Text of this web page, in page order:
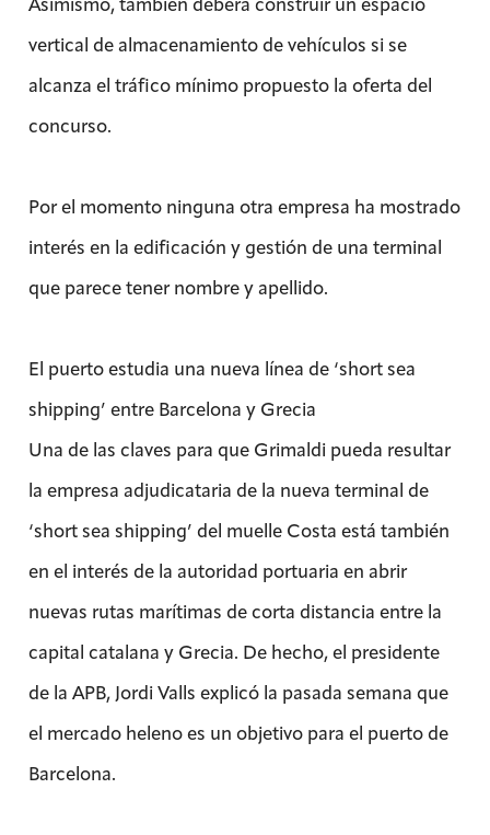
vertical de almacenamiento de vehículos si se
alcanza el tráfico mínimo propuesto la oferta del
concurso.
Por el momento ninguna otra empresa ha mostrado
interés en la edificación y gestión de una terminal
que parece tener nombre y apellido.
El puerto estudia una nueva línea de ‘short sea
shipping’ entre Barcelona y Grecia
Una de las claves para que Grimaldi pueda resultar
la empresa adjudicataria de la nueva terminal de
‘short sea shipping’ del muelle Costa está también
en el interés de la autoridad portuaria en abrir
nuevas rutas marítimas de corta distancia entre la
capital catalana y Grecia. De hecho, el presidente
de la APB, Jordi Valls explicó la pasada semana que
el mercado heleno es un objetivo para el puerto de
Barcelona.